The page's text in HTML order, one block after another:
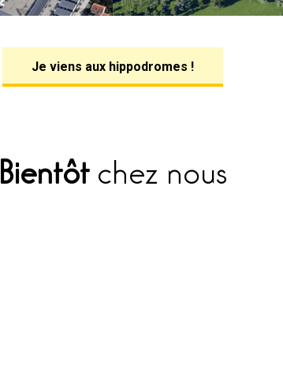
Je viens aux hippodromes !
Bientôtchez nous